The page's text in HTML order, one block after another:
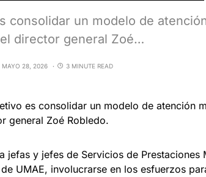
consolidar un modelo de
director general Zoé…
MAYO 28, 2026 3 MINUTE READ
es consolidar un modelo de atención
general Zoé Robledo.
jefas y jefes de Servicios de
UMAE, involucrarse en los esfuerzos